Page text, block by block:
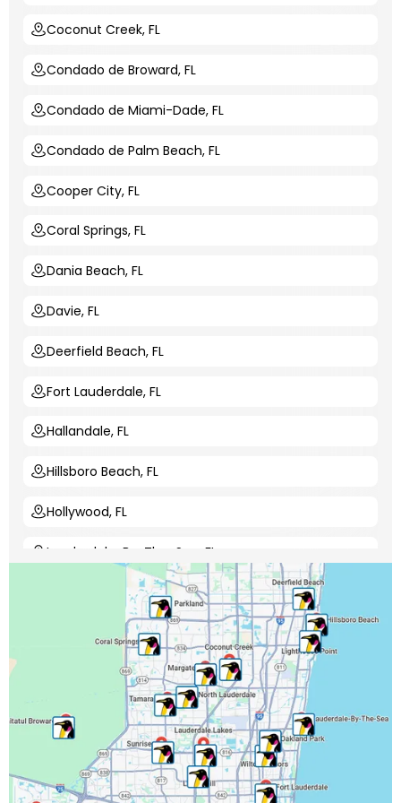
Coconut Creek, FL
Condado de Broward, FL
Condado de Miami-Dade, FL
Condado de Palm Beach, FL
Cooper City, FL
Coral Springs, FL
Dania Beach, FL
Davie, FL
Deerfield Beach, FL
Fort Lauderdale, FL
Hallandale, FL
Hillsboro Beach, FL
Hollywood, FL
Lauderdale-By-The-Sea, FL
Lauderdale Lakes, FL
Lauderhill, FL
Lighthouse Point, FL
Margate, FL
Miramar, FL
North Lauderdale, FL